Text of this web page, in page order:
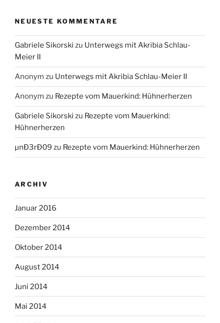
NEUESTE KOMMENTARE
Gabriele Sikorski zu Unterwegs mit Akribia Schlau-
Meier II
Anonym zu Unterwegs mit Akribia Schlau-Meier II
Anonym zu Rezepte vom Mauerkind: Hühnerherzen
Gabriele Sikorski zu Rezepte vom Mauerkind:
Hühnerherzen
µnÐ3rÐ09 zu Rezepte vom Mauerkind: Hühnerherzen
ARCHIV
Januar 2016
Dezember 2014
Oktober 2014
August 2014
Juni 2014
Mai 2014